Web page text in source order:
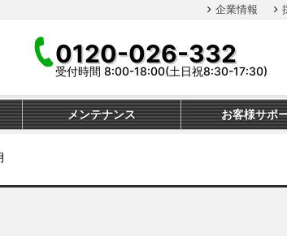
企業情報
0120-026-332
受付時間 8:00-18:00(土日祝8:30-17:30)
メンテナンス お客様サポ